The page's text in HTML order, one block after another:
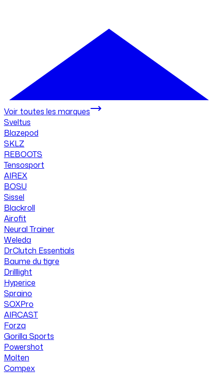
Voir toutes les marques
Sveltus
Blazepod
SKLZ
REBOOTS
Tensosport
AIREX
BOSU
Sissel
Blackroll
Airofit
Neural Trainer
Weleda
DrClutch Essentials
Baume du tigre
Drilllight
Hyperice
Spraino
SOXPro
AIRCAST
Forza
Gorilla Sports
Powershot
Molten
Compex